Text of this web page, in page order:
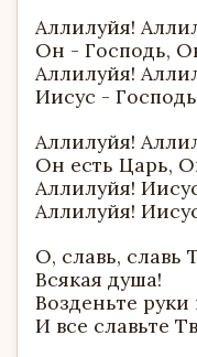
Аллилуйя!
Он - Господь,
Аллилуйя!
Иисус -
Аллилуйя!
Он есть Царь,
Аллилуйя!
Аллилуйя!
О, славь, славь
Всякая душа!
Возденьте руки
И все славьте